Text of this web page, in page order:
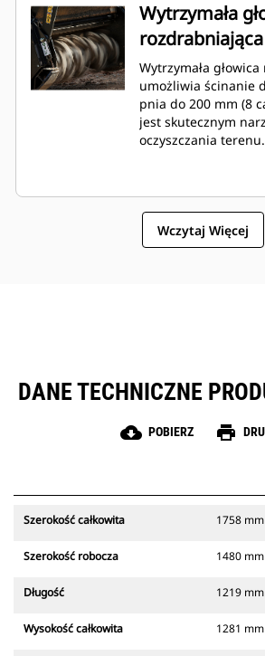
Wytrzymała
rozdrabniająca
Wytrzymała
umożliwia ścinanie
pnia do 200 mm (8
jest skutecznym
oczyszczania terenu.
Wczytaj Więcej
DANE TECHNICZNE
cloud_download POBIERZ print
Szerokość całkowita 1758 mm
Szerokość robocza 1480 mm
Długość 1219 mm
Wysokość całkowita 1281 mm